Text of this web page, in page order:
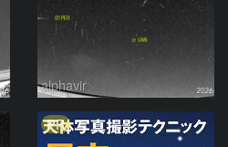
alphavir
PR